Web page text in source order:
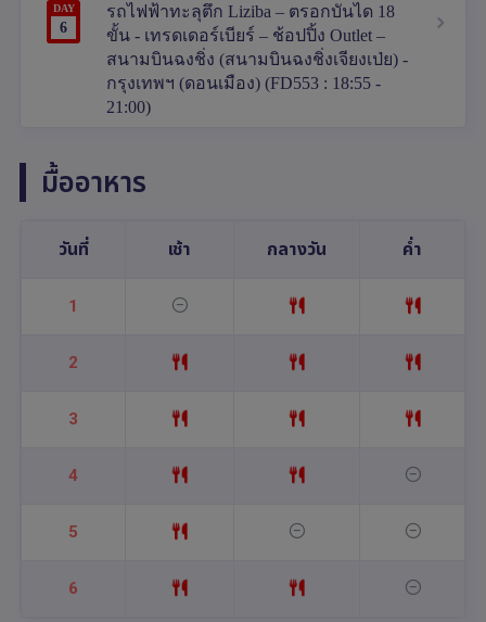
DAY
6
รถไฟฟ้าทะลุตึก Liziba – ตรอกบันได 18
ขั้น - เทรดเดอร์เบียร์ – ช้อปปิ้ง Outlet –
สนามบินฉงชิ่ง (สนามบินฉงชิ่งเจียงเป่ย) -
กรุงเทพฯ (ดอนเมือง) (FD553 : 18:55 -
21:00)
มื้ออาหาร
วันที่ เช้า กลางวัน ค่ำ
1
2
3
4
5
6